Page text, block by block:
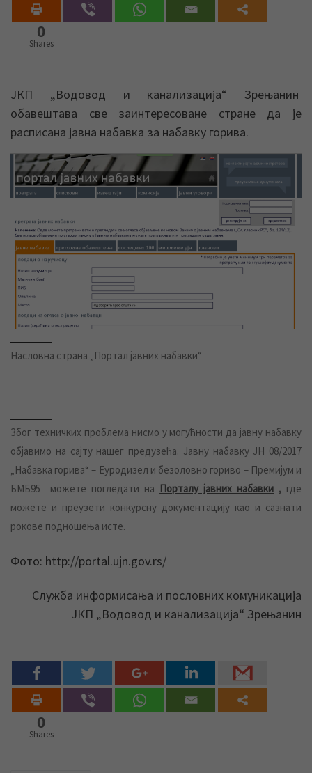
0
Shares
ЈКП „Водовод и канализација“ Зрењанин
обавештава све заинтересоване стране да је
расписана јавна набавка за набавку горива.
Насловна страна „Портал јавних набавки“
Због техничких проблема нисмо у могућности да јавну набавку
објавимо на сајту нашег предузећа. Јавну набавку ЈН 08/2017
„Набавка горива“ – Еуродизел и безоловно гориво – Премијум и
БМБ95 можете погледати на Порталу јавних набавки , где
можете и преузети конкурсну документацију као и сазнати
рокове подношења исте.
Фото: http://portal.ujn.gov.rs/
Служба информисања и пословних комуникација
ЈКП „Водовод и канализација“ Зрењанин
0
Shares